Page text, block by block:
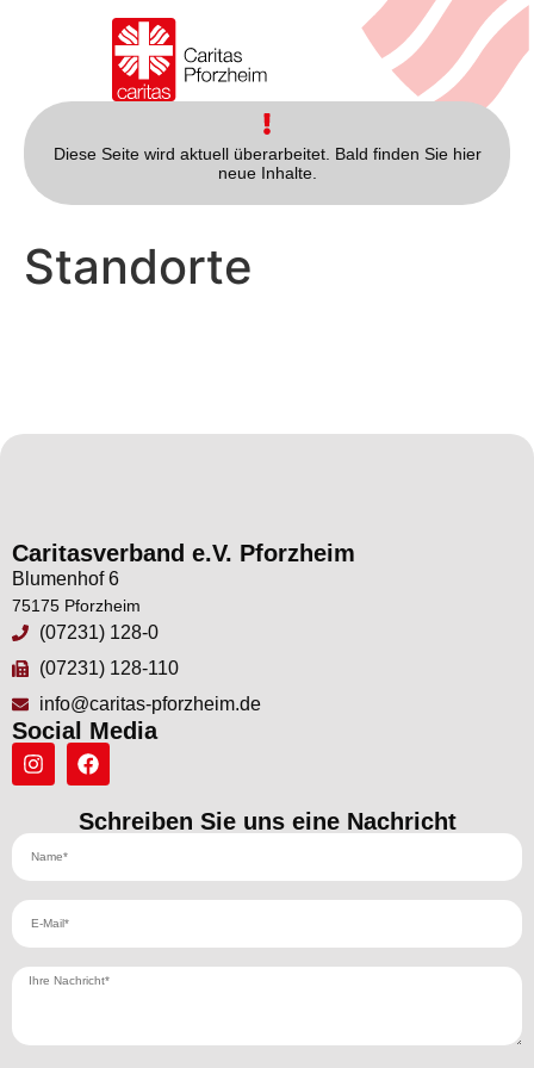
Diese Seite wird aktuell überarbeitet. Bald finden Sie hier
neue Inhalte.
Standorte
Caritasverband e.V. Pforzheim
Blumenhof 6
75175 Pforzheim
(07231) 128-0
(07231) 128-110
info@caritas-pforzheim.de
Social Media
Schreiben Sie uns eine Nachricht